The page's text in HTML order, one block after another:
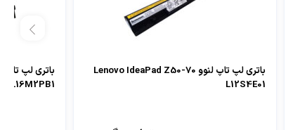
باتری لپ تاپ لنوو Lenovo IdeaPad Z50-70
L12S4E01
L16M2PB1